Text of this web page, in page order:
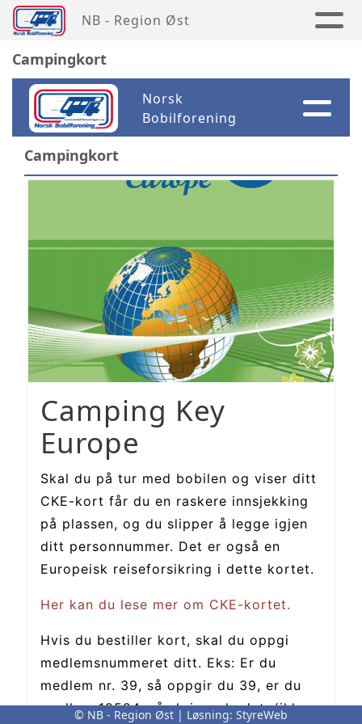
NB - Region Øst
Campingkort
© NB - Region Øst | Løsning: StyreWeb